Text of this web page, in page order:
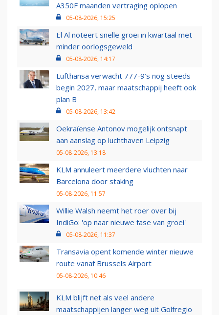
A350F maanden vertraging oplopen
05-08-2026, 15:25
El Al noteert snelle groei in kwartaal met
minder oorlogsgeweld
05-08-2026, 14:17
Lufthansa verwacht 777-9’s nog steeds
begin 2027, maar maatschappij heeft ook
plan B
05-08-2026, 13:42
Oekraïense Antonov mogelijk ontsnapt
aan aanslag op luchthaven Leipzig
05-08-2026, 13:18
KLM annuleert meerdere vluchten naar
Barcelona door staking
05-08-2026, 11:57
Willie Walsh neemt het roer over bij
IndiGo: 'op naar nieuwe fase van groei'
05-08-2026, 11:37
Transavia opent komende winter nieuwe
route vanaf Brussels Airport
05-08-2026, 10:46
KLM blijft net als veel andere
maatschappijen langer weg uit Golfregio